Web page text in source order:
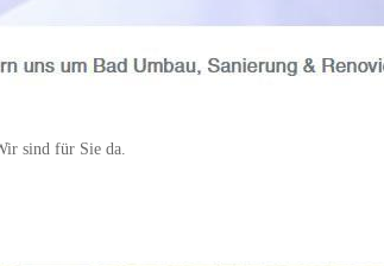
sind für Sie da.